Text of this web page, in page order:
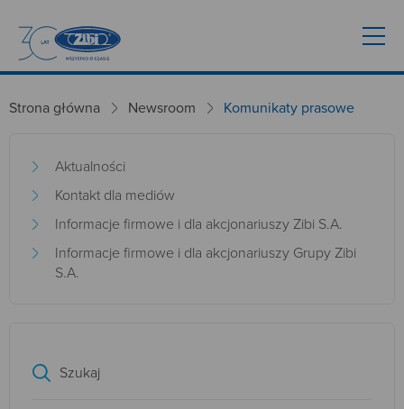
Strona główna Newsroom Komunikaty prasowe
Aktualności
Kontakt dla mediów
Informacje firmowe i dla akcjonariuszy Zibi S.A.
Informacje firmowe i dla akcjonariuszy Grupy Zibi
S.A.
Szukaj